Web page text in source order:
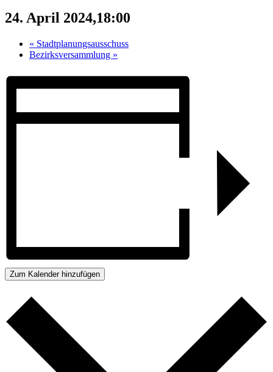
24. April 2024,18:00
« Stadtplanungsausschuss
Bezirksversammlung »
Zum Kalender hinzufügen